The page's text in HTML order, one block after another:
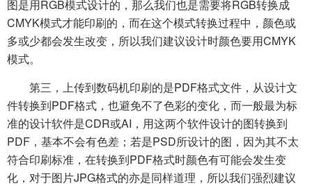
图是用RGB模式设计的，那么我们也是需要将RGB转换成
CMYK模式才能印刷的，而在这个模式转换过程中，颜色或
多或少都会发生改变，所以我们建议设计时颜色要用CMYK
模式。
第三，上传到数码机印刷的是PDF格式文件，从设计文
件转换到PDF格式，也避免不了色彩的变化，而一般最为标
准的设计软件是CDR或AI，用这两个软件设计的图转换到
PDF，基本不会有色差；若是PSD所设计的图，因为其不太
符合印刷标准，在转换到PDF格式时颜色有可能会发生变
化，对于图片JPG格式的亦是同样道理，所以我们强烈建议